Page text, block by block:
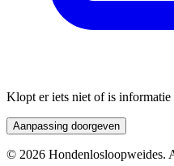
Klopt er iets niet of is informatie
Aanpassing doorgeven
© 2026 Hondenlosloopweides.